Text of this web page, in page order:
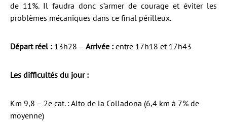
de 11%. Il faudra donc s’armer de courage et éviter les
problèmes mécaniques dans ce final périlleux.
Départ réel : 13h28 – Arrivée : entre 17h18 et 17h43
Les difficultés du jour :
Km 9,8 – 2e cat. : Alto de la Colladona (6,4 km à 7% de
moyenne)